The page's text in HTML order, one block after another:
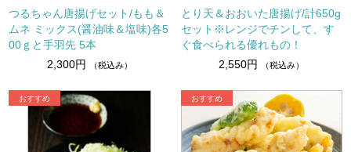
つるちゃん唐揚げセット/もも＆
ムネ ミックス(醤油味＆塩味)各5
00ｇと手羽先 5本
2,300円
（税込み）
とり天＆おおいた唐揚げ/計650g
セット※レンジでチンして、す
ぐ食べられる優れもの！
2,550円
（税込み）